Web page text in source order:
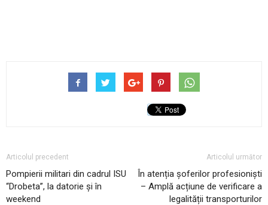
Articolul precedent
Pompierii militari din cadrul ISU
“Drobeta”, la datorie și în
weekend
Articolul următor
În atenția șoferilor profesioniști
– Amplă acțiune de verificare a
legalității transporturilor